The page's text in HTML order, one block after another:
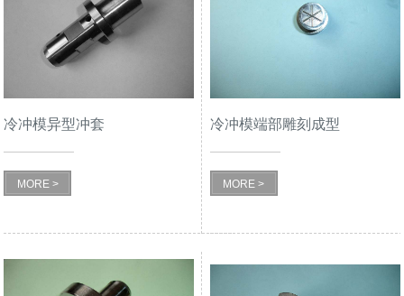
冷冲模异型冲套
MORE >
冷冲模端部雕刻成型
MORE >